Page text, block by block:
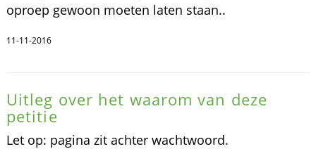
oproep gewoon moeten laten staan..
11-11-2016
Uitleg over het waarom van deze
petitie
Let op: pagina zit achter wachtwoord.